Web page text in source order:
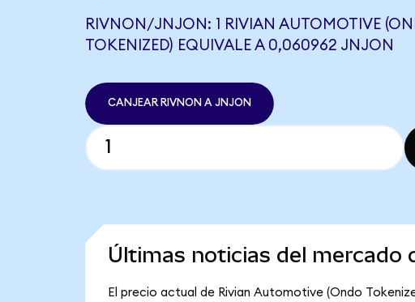
RIVNON/JNJON: 1 RIVIAN AUTOMOTIVE
TOKENIZED) EQUIVALE A 0,060962 JNJON
CANJEAR RIVNON A JNJON
Últimas noticias del mercado
El precio actual de Rivian Automotive (Ondo